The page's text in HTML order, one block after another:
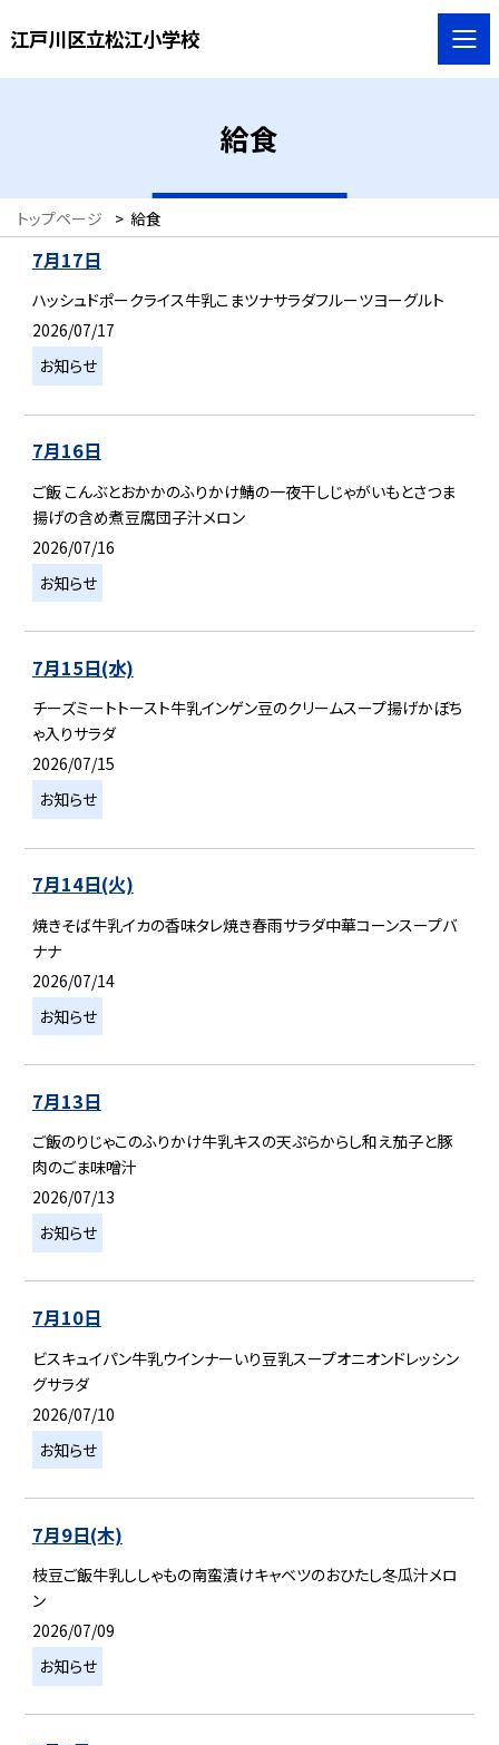
江戸川区立松江小学校
給食
トップページ > 給食
7月17日
ハッシュドポークライス牛乳こまツナサラダフルーツヨーグルト
2026/07/17
お知らせ
7月16日
ご飯 こんぶとおかかのふりかけ鯖の一夜干しじゃがいもとさつま
揚げの含め煮豆腐団子汁メロン
2026/07/16
お知らせ
7月15日(水)
チーズミートトースト牛乳インゲン豆のクリームスープ揚げかぼち
ゃ入りサラダ
2026/07/15
お知らせ
7月14日(火)
焼きそば牛乳イカの香味タレ焼き春雨サラダ中華コーンスープバ
ナナ
2026/07/14
お知らせ
7月13日
ご飯のりじゃこのふりかけ牛乳キスの天ぷらからし和え茄子と豚
肉のごま味噌汁
2026/07/13
お知らせ
7月10日
ビスキュイパン牛乳ウインナーいり豆乳スープオニオンドレッシン
グサラダ
2026/07/10
お知らせ
7月9日(木)
枝豆ご飯牛乳ししゃもの南蛮漬けキャベツのおひたし冬瓜汁メロ
ン
2026/07/09
お知らせ